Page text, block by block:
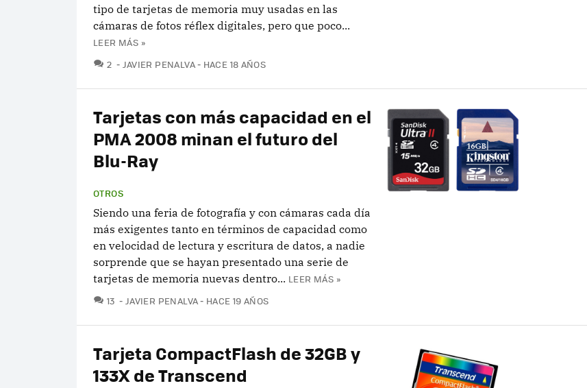
tipo de tarjetas de memoria muy usadas en las
cámaras de fotos réflex digitales, pero que poco...
LEER MÁS »
2 COMENTARIOS
JAVIER PENALVA HACE 18 AÑOS
Tarjetas con más capacidad en el
PMA 2008 minan el futuro del
Blu-Ray
OTROS
Siendo una feria de fotografía y con cámaras cada día
más exigentes tanto en términos de capacidad como
en velocidad de lectura y escritura de datos, a nadie
sorprende que se hayan presentado una serie de
tarjetas de memoria nuevas dentro... LEER MÁS »
13 COMENTARIOS
JAVIER PENALVA HACE 19 AÑOS
Tarjeta CompactFlash de 32GB y
133X de Transcend